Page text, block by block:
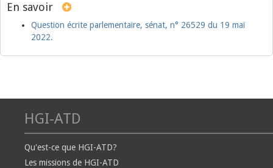
En savoir
Question écrite parlementaire, sénat, n° 26529 du 19 mai
2022.
HGI-ATD
Qu'est-ce que HGI-ATD?
Les missions de HGI-ATD